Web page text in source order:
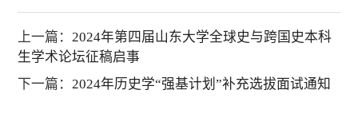
上一篇：2024年第四届山东大学全球史与跨国史本科
生学术论坛征稿启事
下一篇：2024年历史学“强基计划”补充选拔面试通知